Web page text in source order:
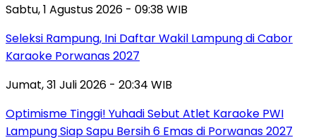
Sabtu, 1 Agustus 2026 - 09:38 WIB
Seleksi Rampung, Ini Daftar Wakil Lampung di Cabor
Karaoke Porwanas 2027
Jumat, 31 Juli 2026 - 20:34 WIB
Optimisme Tinggi! Yuhadi Sebut Atlet Karaoke PWI
Lampung Siap Sapu Bersih 6 Emas di Porwanas 2027